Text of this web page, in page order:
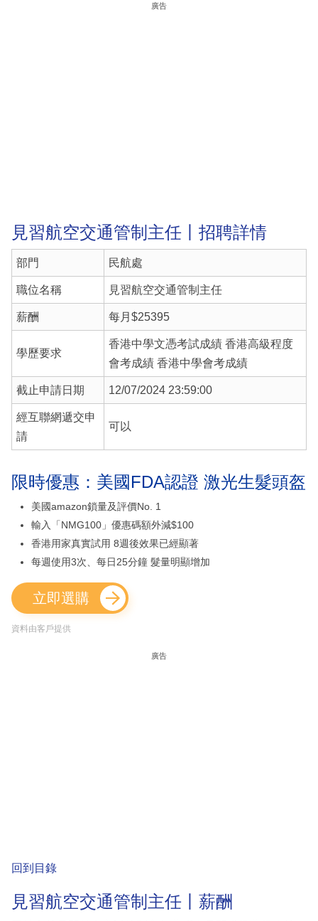
廣告
見習航空交通管制主任丨招聘詳情
部門 民航處
職位名稱 見習航空交通管制主任
薪酬 每月$25395
學歷要求
香港中學文憑考試成績 香港高級程度
會考成績 香港中學會考成績
截止申請日期 12/07/2024 23:59:00
經互聯網遞交申
請
可以
限時優惠：美國FDA認證 激光生髮頭盔
美國amazon鎖量及評價No. 1
輸入「NMG100」優惠碼額外減$100
香港用家真實試用 8週後效果已經顯著
每週使用3次、每日25分鐘 髮量明顯增加
立即選購
資料由客戶提供
廣告
回到目錄
見習航空交通管制主任丨薪酬